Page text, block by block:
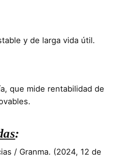
y de larga vida útil.
que mide rentabilidad de
:
/ Granma. (2024, 12 de